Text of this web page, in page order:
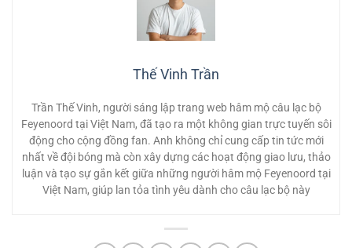
Thế Vinh Trần
Trần Thế Vinh, người sáng lập trang web hâm mộ câu lạc bộ
Feyenoord tại Việt Nam, đã tạo ra một không gian trực tuyến sôi
động cho cộng đồng fan. Anh không chỉ cung cấp tin tức mới
nhất về đội bóng mà còn xây dựng các hoạt động giao lưu, thảo
luận và tạo sự gắn kết giữa những người hâm mộ Feyenoord tại
Việt Nam, giúp lan tỏa tình yêu dành cho câu lạc bộ này